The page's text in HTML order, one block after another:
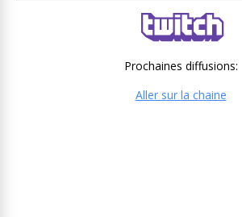
Prochaines diffusions:
Aller sur la chaine